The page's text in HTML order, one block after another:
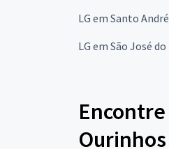
LG em Santo André
LG em São José
Ourinhos